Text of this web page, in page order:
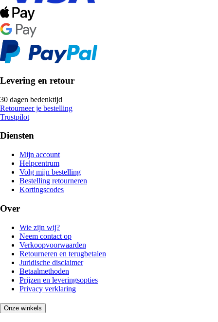
Levering en retour
30 dagen bedenktijd
Retourneer je bestelling
Trustpilot
Diensten
Mijn account
Helpcentrum
Volg mijn bestelling
Bestelling retourneren
Kortingscodes
Over
Wie zijn wij?
Neem contact op
Verkoopvoorwaarden
Retourneren en terugbetalen
Juridische disclaimer
Betaalmethoden
Prijzen en leveringsopties
Privacy verklaring
Onze winkels